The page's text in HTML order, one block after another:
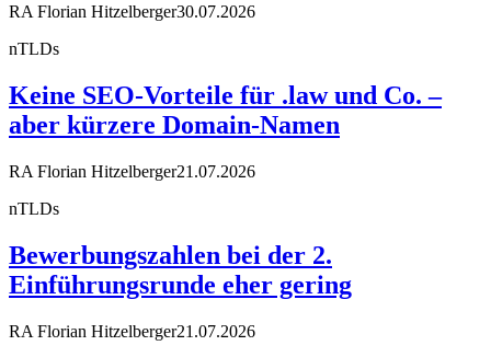
RA Florian Hitzelberger30.07.2026
nTLDs
Keine SEO-Vorteile für .law und Co. –
aber kürzere Domain-Namen
RA Florian Hitzelberger21.07.2026
nTLDs
Bewerbungszahlen bei der 2.
Einführungsrunde eher gering
RA Florian Hitzelberger21.07.2026